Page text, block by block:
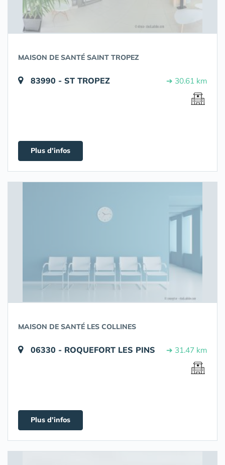
MAISON DE SANTÉ SAINT TROPEZ
83990 - ST TROPEZ ➔ 30.61 km
Plus d'infos
MAISON DE SANTÉ LES COLLINES
06330 - ROQUEFORT LES PINS ➔ 31.47 km
Plus d'infos